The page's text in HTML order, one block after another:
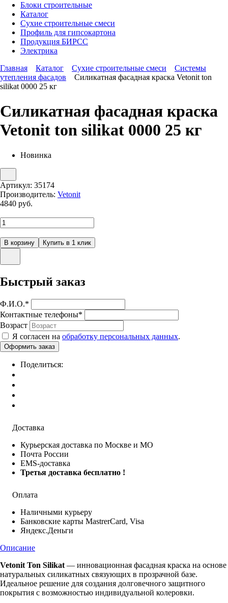
Блоки строительные
Каталог
Сухие строительные смеси
Профиль для гипсокартона
Продукция БИРСС
Электрика
Главная
Каталог Сухие строительные смеси
Системы
утепления фасадов
Силикатная фасадная краска Vetonit ton
silikat 0000 25 кг
Силикатная фасадная краска
Vetonit ton silikat 0000 25 кг
Новинка
Артикул: 35174
Производитель: Vetonit
4840 руб.
Быстрый заказ
Ф.И.О.*
Контактные телефоны*
Возраст
Я согласен на обработку персональных данных.
Поделиться:
Доставка
Курьерская доставка по Москве и МО
Почта России
EMS-доставка
Третья доставка бесплатно !
Оплата
Наличными курьеру
Банковские карты MastrerCard, Visa
Яндекс.Деньги
Описание
Vetonit Ton Silikat — инновационная фасадная краска на основе
натуральных силикатных связующих в прозрачной базе.
Идеальное решение для создания долговечного защитного
покрытия с возможностью индивидуальной колеровки.